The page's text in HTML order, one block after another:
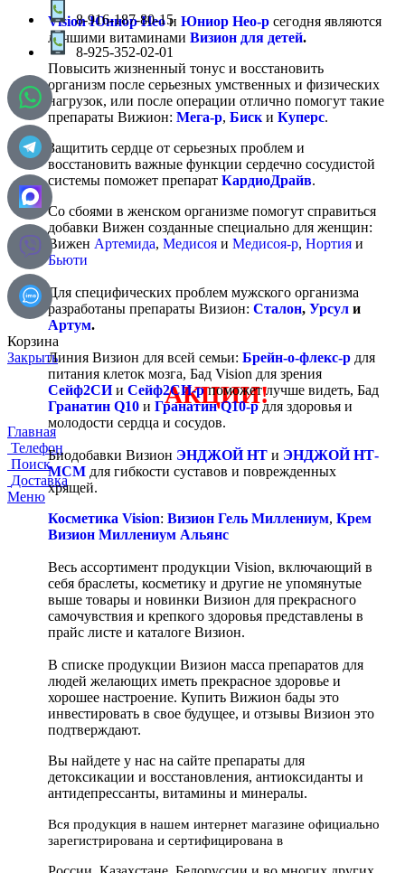
Vision Юниор Неои Юниор Нео-р сегодня являются
лучшими витаминами Визион для детей.
Повысить жизненный тонус и восстановить
организм после серьезных умственных и физических
нагрузок, или после операции отлично помогут такие
препараты Вижион: Мега-р, Биск и Куперс.
Защитить сердце от серьезных проблем и
восстановить важные функции сердечно сосудистой
системы поможет препарат КардиоДрайв.
Со сбоями в женском организме помогут справиться
добавки Вижен созданные специально для женщин:
Вижен Артемида, Медисоя и Медисоя-р, Нортия и
Бьюти
Для специфических проблем мужского организма
разработаны препараты Визион: Сталон, Урсул и
Артум.
Линия Визион для всей семьи: Брейн-о-флекс-р для
питания клеток мозга, Бад Vision для зрения
Сейф2СИ и Сейф2СИ-рпоможет лучше видеть, Бад
Гранатин Q10 и Гранатин Q10-рдля здоровья и
молодости сердца и сосудов.
Биодобавки Визион ЭНДЖОЙ НТ и ЭНДЖОЙ НТ-
МСМ для гибкости суставов и поврежденных
хрящей.
Косметика Vision: Визион Гель Миллениум, Крем
Визион Миллениум Альянс
Весь ассортимент продукции Vision, включающий в
себя браслеты, косметику и другие не упомянутые
выше товары и новинки Визион для прекрасного
самочувствия и крепкого здоровья представлены в
прайс листе и каталоге Визион.
В списке продукции Визион масса препаратов для
людей желающих иметь прекрасное здоровье и
хорошее настроение. Купить Вижион бады это
инвестировать в свое будущее, и отзывы Визион это
подтверждают.
Вы найдете у нас на сайте препараты для
детоксикации и восстановления, антиоксиданты и
антидепрессанты, витамины и минералы.
Вся продукция в нашем интернет магазине официально
зарегистрирована и сертифицирована в
8-916-187-80-15
8-925-352-02-01
Корзина
Закрыть
АКЦИИ!
Главная
Телефон
Поиск
Доставка
Меню